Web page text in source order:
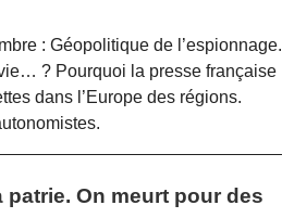
: Géopolitique de l’espionnage.
? Pourquoi la presse française
dans l’Europe des régions.
On meurt pour des